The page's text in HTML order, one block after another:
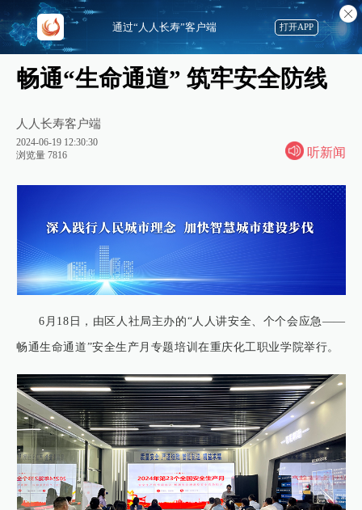
畅通“生命通道” 筑牢安全防线
人人长寿客户端
2024-06-19 12:30:30
浏览量 7816
听新闻
6月18日，由区人社局主办的“人人讲安全、个个会应急——
畅通生命通道”安全生产月专题培训在重庆化工职业学院举行。
通过“人人长寿”客户端 打开APP